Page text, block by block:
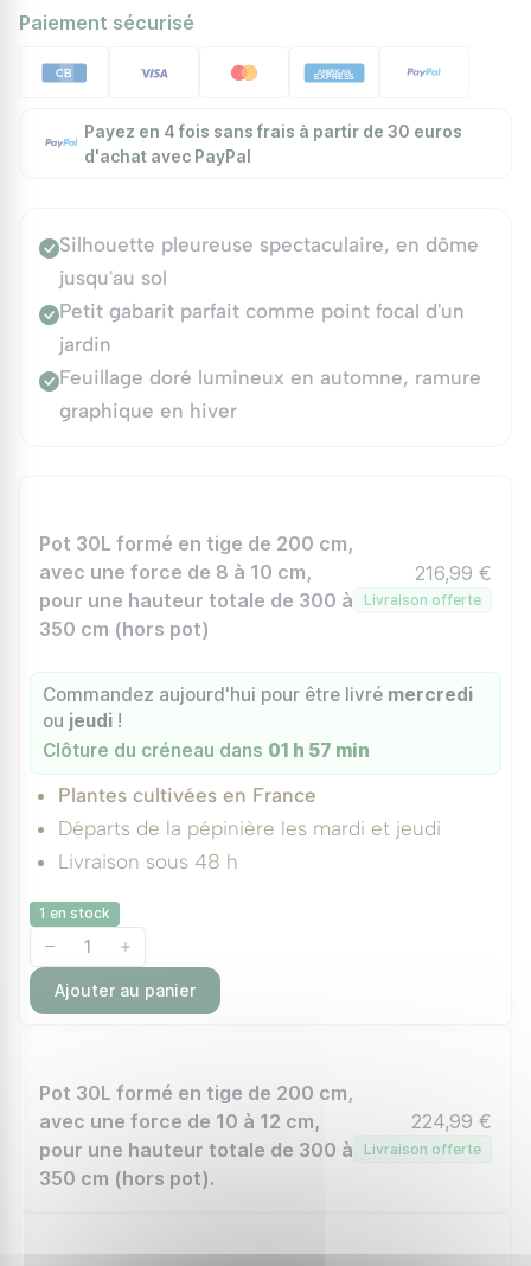
Paiement sécurisé
Payez en 4 fois sans frais à partir de 30 euros
d'achat avec PayPal
Silhouette pleureuse spectaculaire, en dôme
jusqu'au sol
Petit gabarit parfait comme point focal d'un
jardin
Feuillage doré lumineux en automne, ramure
graphique en hiver
Pot 30L formé en tige de 200 cm,
avec une force de 8 à 10 cm,
pour une hauteur totale de 300 à
350 cm (hors pot)
216,99 €
Livraison offerte
Commandez aujourd'hui pour être livré mercredi
ou jeudi !
Clôture du créneau dans 01 h 57 min
Plantes cultivées en France
Départs de la pépinière les mardi et jeudi
Livraison sous 48 h
1 en stock
Ajouter au panier
Pot 30L formé en tige de 200 cm,
avec une force de 10 à 12 cm,
pour une hauteur totale de 300 à
350 cm (hors pot).
224,99 €
Livraison offerte